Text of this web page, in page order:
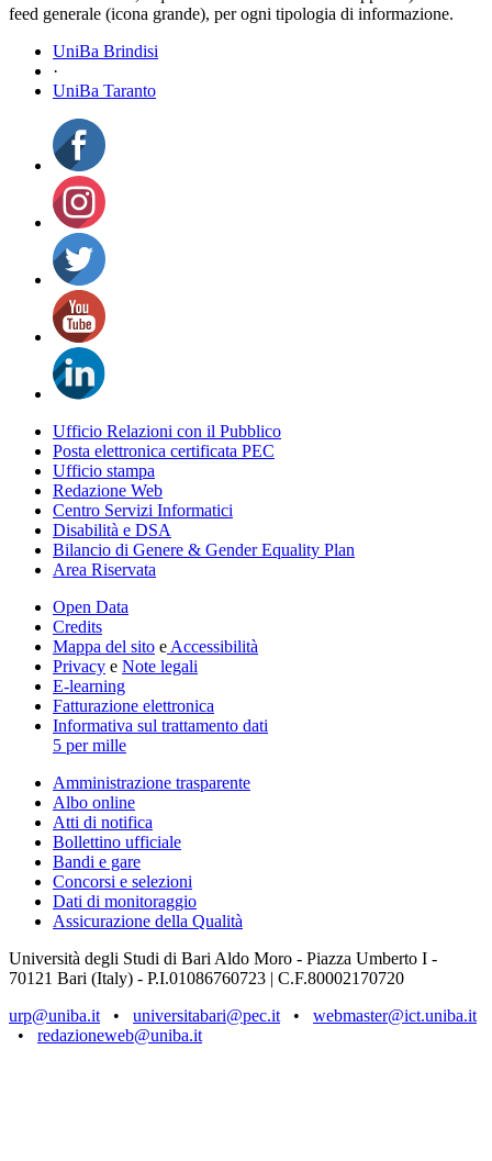
feed generale (icona grande), per ogni tipologia di informazione.
UniBa Brindisi
·
UniBa Taranto
Ufficio Relazioni con il Pubblico
Posta elettronica certificata PEC
Ufficio stampa
Redazione Web
Centro Servizi Informatici
Disabilità e DSA
Bilancio di Genere & Gender Equality Plan
Area Riservata
Open Data
Credits
Mappa del sito e Accessibilità
Privacy e Note legali
E-learning
Fatturazione elettronica
Informativa sul trattamento dati
5 per mille
Amministrazione trasparente
Albo online
Atti di notifica
Bollettino ufficiale
Bandi e gare
Concorsi e selezioni
Dati di monitoraggio
Assicurazione della Qualità
Università degli Studi di Bari Aldo Moro - Piazza Umberto I -
70121 Bari (Italy) - P.I.01086760723 | C.F.80002170720
urp@uniba.it • universitabari@pec.it • webmaster@ict.uniba.it
• redazioneweb@uniba.it